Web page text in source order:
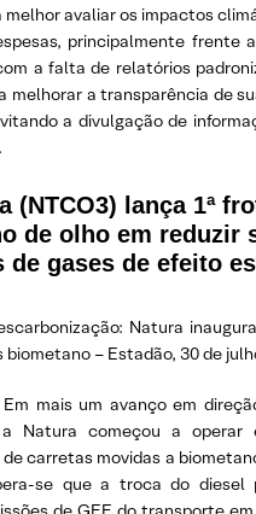
melhor avaliar os impactos
principalmente frente
a falta de relatórios
melhorar a transparência de
a divulgação de
(NTCO3) lança 1ª
de olho em reduzir
de gases de efeito
Natura
biometano – Estadão, 30 de
Em mais um avanço em
Natura começou a operar
carretas movidas a
se que a troca do diesel